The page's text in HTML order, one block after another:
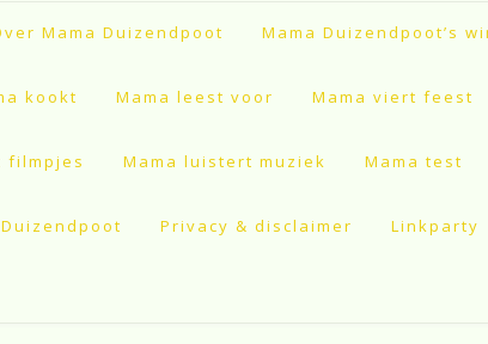
Mama Duizendpoot Mama Duizendpoot’s
kookt Mama leest voor Mama viert feest
filmpjes Mama luistert muziek Mama test
Privacy & disclaimer Linkparty